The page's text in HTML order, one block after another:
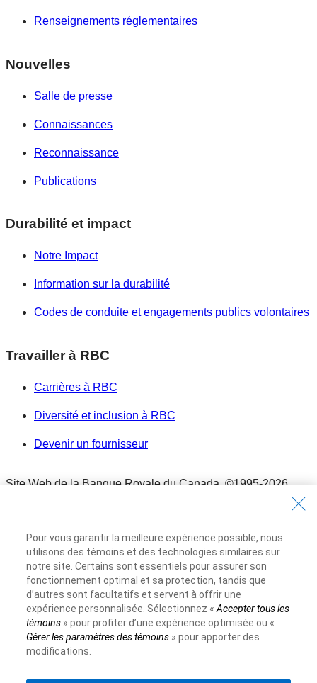
Renseignements réglementaires
Nouvelles
Salle de presse
Connaissances
Reconnaissance
Publications
Durabilité et impact
Notre Impact
Information sur la durabilité
Codes de conduite et engagements publics volontaires
Travailler à RBC
Carrières à RBC
Diversité et inclusion à RBC
Devenir un fournisseur
Site Web de la Banque Royale du Canada,©1995-2026
Accessibilité
Accessibilité
Protection des renseignements et Sécurité
Protection des renseignements et Sécurité
Publicité et témoins
Publicité et témoins
Pour vous garantir la meilleure expérience possible, nous
utilisons des témoins et des technologies similaires sur
notre site. Certains sont essentiels pour assurer son
fonctionnement optimal et sa protection, tandis que
d’autres sont facultatifs et servent à offrir une
expérience personnalisée. Sélectionnez « Accepter tous les
témoins» pour profiter d’une expérience optimisée ou «
Gérer les paramètres des témoins» pour apporter des
modifications.